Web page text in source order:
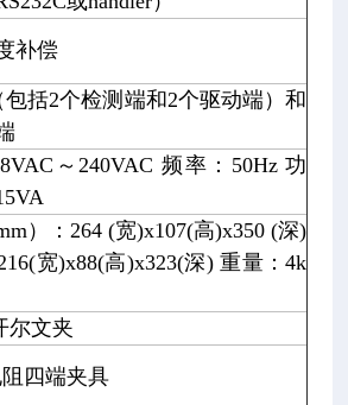
补偿
括2个检测端和2个驱动端）和
～240VAC 频率：50Hz 功
）：264 (宽)x107(高)x350 (深)
宽)x88(高)x323(深) 重量：4k
尔文夹
四端夹具